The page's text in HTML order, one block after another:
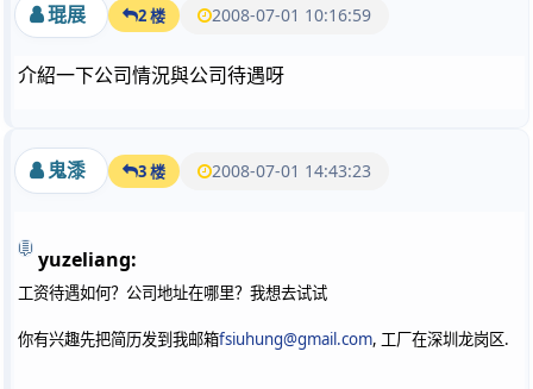
琨展 2 楼 2008-07-01 10:16:59
介紹一下公司情況與公司待遇呀
鬼潻 3 楼 2008-07-01 14:43:23
yuzeliang:
工资待遇如何？公司地址在哪里？我想去试试
你有兴趣先把简历发到我邮箱fsiuhung@gmail.com, 工厂在深圳龙岗区 .